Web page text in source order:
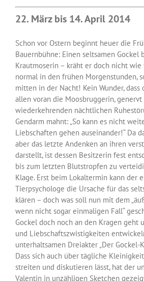
22. März bis 14. April 2014
Schon vor Ostern beginnt heuer die
Bauernbühne: Einen seltsamen Gockel
Krautmoserin – kräht er doch nicht
normal in den frühen Morgenstunden,
mitten in der Nacht! Kein Wunder, dass
allen voran die Moosbruggerin,
wiederkehrenden nächtlichen
Gendarm mahnt: „So kann es nicht
Liebschaften gehen auseinander!“ Da
aber das letzte Andenken an ihren
darstellt, ist dessen Besitzerin fest
bis zum letzten Blutstropfen zu
Klage. Erst beim Lokaltermin kann der
Tierpsychologe die Ursache für das
klären – doch was soll nun mit dem
wenn nicht sogar einmaligen Fall“
Gockel doch noch an den Kragen geht
und Liebschaftszwistigkeiten
unterhaltsamen Dreiakter „Der Gockel-
Dass sich auch über tägliche
streiten und diskutieren lässt, hat der
Valentin in unzähligen Sketchen